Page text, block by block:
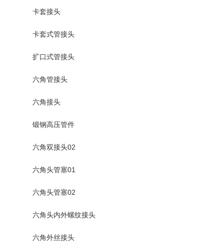
卡套接头
卡套式管接头
扩口式管接头
六角管接头
六角接头
锻钢高压管件
六角双接头02
六角头管塞01
六角头管塞02
六角头内外螺纹接头
六角外丝接头